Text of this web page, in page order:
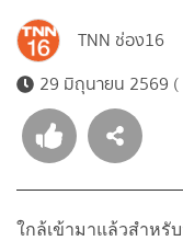
TNN ช่อง16
29 มิถุนายน 2569 (
ใกล้เข้ามาแล้วสำห